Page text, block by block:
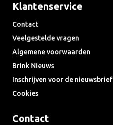
Klantenservice
Contact
Veelgestelde vragen
Algemene voorwaarden
Brink Nieuws
Inschrijven voor de nieuwsbrief
Cookies
Contact